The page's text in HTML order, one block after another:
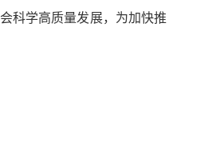
科学高质量发展，为加快推